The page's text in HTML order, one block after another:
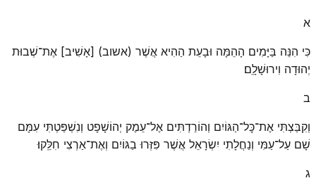
א
כִּי הִנֵּה בַּיָּמִים הָהֵמָּה וּבָעֵת הַהִיא אֲשֶׁר (אשוב) [אָשִׁיב] אֶת־שְׁבוּת
יְהוּדָה וִירוּשָׁלָֽ͏ִם׃
ב
וְקִבַּצְתִּי אֶת־כׇּל־הַגּוֹיִם וְהוֹרַדְתִּים אֶל־עֵמֶק יְהוֹשָׁפָט וְנִשְׁפַּטְתִּי עִמָּם
שָׁם עַל־עַמִּי וְנַחֲלָתִי יִשְׂרָאֵל אֲשֶׁר פִּזְּרוּ בַגּוֹיִם וְאֶת־אַרְצִי חִלֵּֽקוּ׃
ג